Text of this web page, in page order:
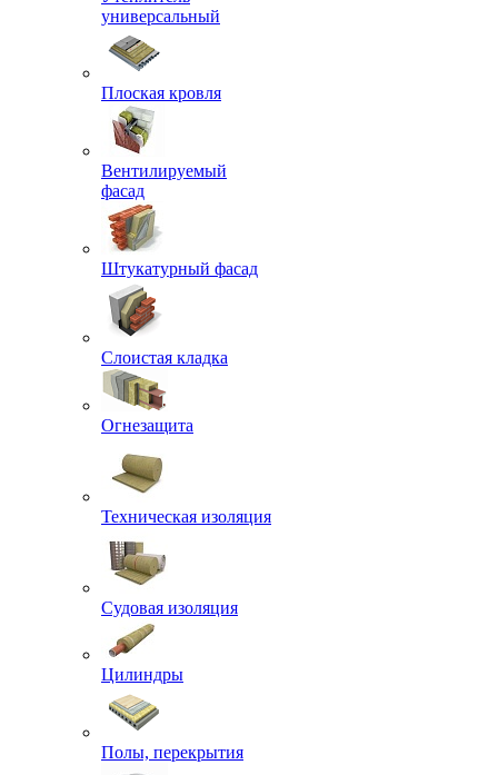
универсальный
Плоская кровля
Вентилируемый
фасад
Штукатурный фасад
Слоистая кладка
Огнезащита
Техническая изоляция
Судовая изоляция
Цилиндры
Полы, перекрытия